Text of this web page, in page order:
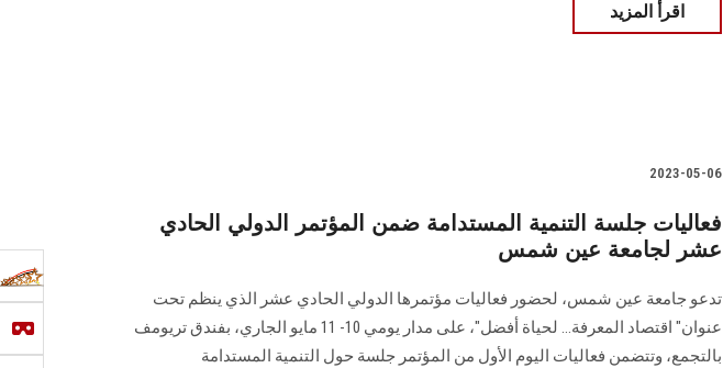
اقرأ المزيد
2023-05-06
فعاليات جلسة التنمية المستدامة ضمن المؤتمر الدولي الحادي
عشر لجامعة عين شمس
تدعو جامعة عين شمس، لحضور فعاليات مؤتمرها الدولي الحادي عشر الذي ينظم تحت
عنوان" اقتصاد المعرفة... لحياة أفضل"، على مدار يومي 10- 11 مايو الجاري، بفندق تريومف
بالتجمع، وتتضمن فعاليات اليوم الأول من المؤتمر جلسة حول التنمية المستدامة